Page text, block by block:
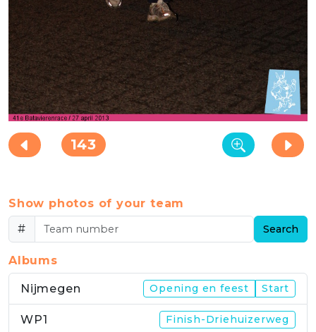
143
Show photos of your team
#
Search
Albums
Nijmegen Opening en feest Start
WP1 Finish-Driehuizerweg